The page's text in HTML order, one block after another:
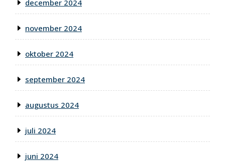
december 2024
november 2024
oktober 2024
september 2024
augustus 2024
juli 2024
juni 2024